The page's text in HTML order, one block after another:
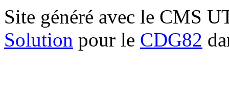
Site généré avec le CMS
Solution pour le CDG82